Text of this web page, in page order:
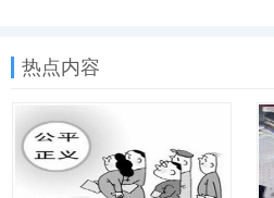
热点内容